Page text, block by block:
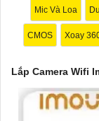
Tính năng lưu
lưu trữ video trực
5:
di động tương
camera từ xa mọi
Mic Và Loa
CMOS Xoay
Lắp Camera Wifi